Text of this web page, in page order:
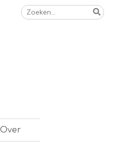
Zoeken
naar:
Over